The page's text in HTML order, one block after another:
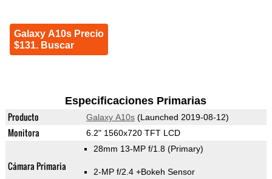
Galaxy A10s Precio
$131. Buscar
Especificaciones Primarias
Producto Galaxy A10s(Launched 2019-08-12)
Monitora 6.2" 1560x720 TFT LCD
Cámara Primaria
28mm 13-MP f/1.8 (Primary)
2-MP f/2.4 +Bokeh Sensor